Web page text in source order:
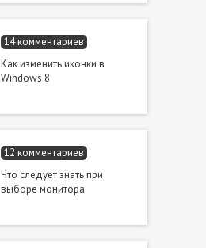
14 комментариев
Как изменить иконки в
Windows 8
12 комментариев
Что следует знать при
выборе монитора